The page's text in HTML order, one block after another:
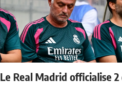
Le Real Madrid officialise